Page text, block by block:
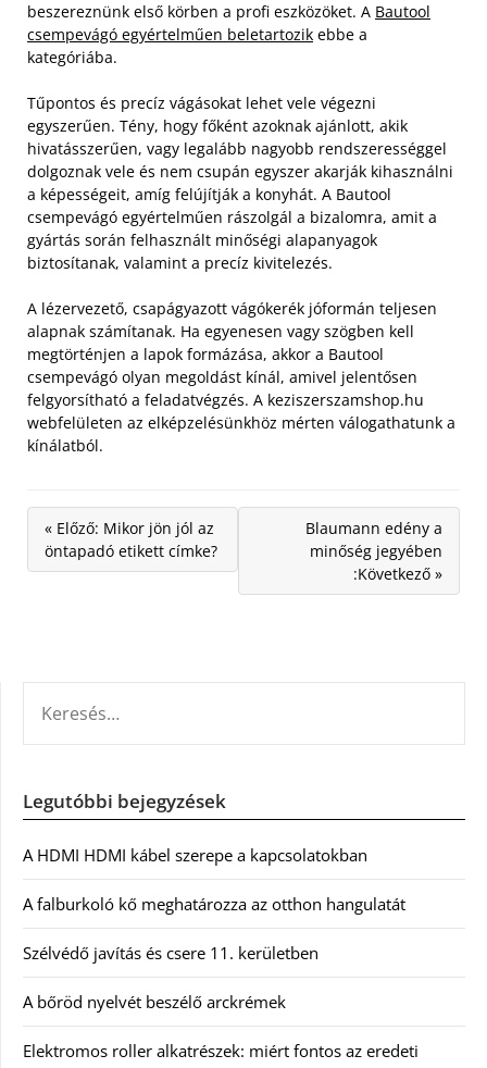
beszereznünk első körben a profi eszközöket. A Bautool
csempevágó egyértelműen beletartozik ebbe a
kategóriába.
Tűpontos és precíz vágásokat lehet vele végezni
egyszerűen. Tény, hogy főként azoknak ajánlott, akik
hivatásszerűen, vagy legalább nagyobb rendszerességgel
dolgoznak vele és nem csupán egyszer akarják kihasználni
a képességeit, amíg felújítják a konyhát. A Bautool
csempevágó egyértelműen rászolgál a bizalomra, amit a
gyártás során felhasznált minőségi alapanyagok
biztosítanak, valamint a precíz kivitelezés.
A lézervezető, csapágyazott vágókerék jóformán teljesen
alapnak számítanak. Ha egyenesen vagy szögben kell
megtörténjen a lapok formázása, akkor a Bautool
csempevágó olyan megoldást kínál, amivel jelentősen
felgyorsítható a feladatvégzés. A keziszerszamshop.hu
webfelületen az elképzelésünkhöz mérten válogathatunk a
kínálatból.
« Előző: Mikor jön jól az
öntapadó etikett címke?
Blaumann edény a
minőség jegyében
:Következő »
Legutóbbi bejegyzések
A HDMI HDMI kábel szerepe a kapcsolatokban
A falburkoló kő meghatározza az otthon hangulatát
Szélvédő javítás és csere 11. kerületben
A bőröd nyelvét beszélő arckrémek
Elektromos roller alkatrészek: miért fontos az eredeti